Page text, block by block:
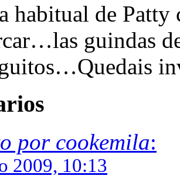
habitual de Patty
guindas
por cookemila:
2009, 10:13